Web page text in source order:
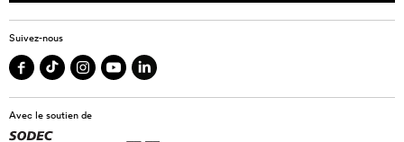
Suivez-nous
Avec le soutien de